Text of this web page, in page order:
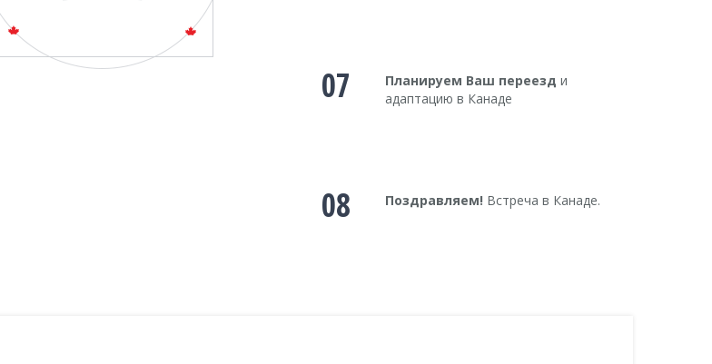
07 Планируем Ваш переезд и
адаптацию в Канаде
08 Поздравляем! Встреча в Канаде.